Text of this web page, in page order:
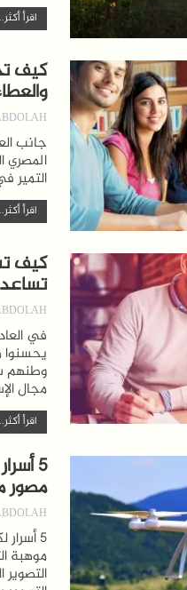
اقرأ
كيف
جانب
المصري
التمير
اقرأ
في
وطنهم
مجال
اقرأ
5
مصور
5
موهبة